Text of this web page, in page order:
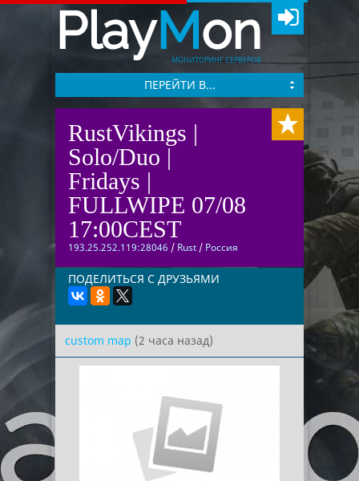
PlayMon
МОНИТОРИНГ СЕРВЕРОВ
ПЕРЕЙТИ В...
RustVikings |
Solo/Duo |
Fridays |
FULLWIPE 07/08
17:00CEST
193.25.252.119:28046 / Rust / Россия
ПОДЕЛИТЬСЯ С ДРУЗЬЯМИ
custom map (2 часа назад)